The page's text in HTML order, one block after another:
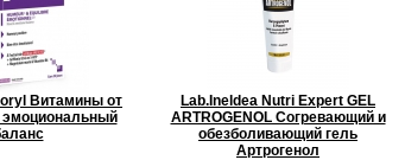
Витамины от
эмоциональный
Lab.Ineldea Nutri Expert GEL
ARTROGENOL Согревающий и
обезболивающий гель
Артрогенол